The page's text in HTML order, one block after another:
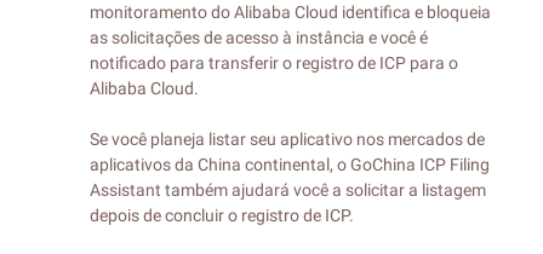
monitoramento do Alibaba Cloud identifica e bloqueia
as solicitações de acesso à instância e você é
notificado para transferir o registro de ICP para o
Alibaba Cloud.
Se você planeja listar seu aplicativo nos mercados de
aplicativos da China continental, o GoChina ICP Filing
Assistant também ajudará você a solicitar a listagem
depois de concluir o registro de ICP.